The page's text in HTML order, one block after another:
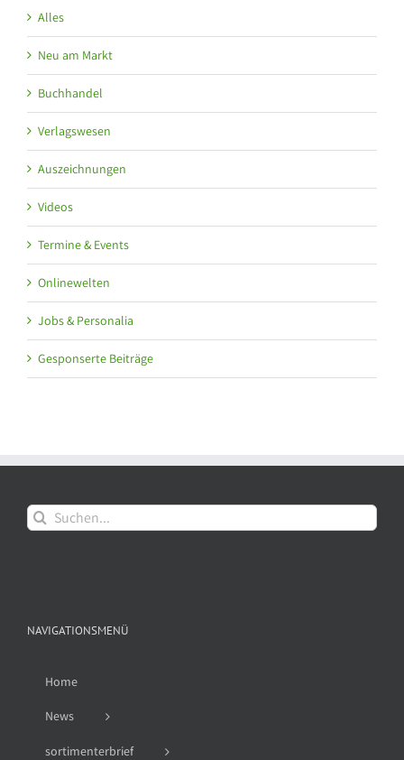
Alles
Neu am Markt
Buchhandel
Verlagswesen
Auszeichnungen
Videos
Termine & Events
Onlinewelten
Jobs & Personalia
Gesponserte Beiträge
Suche
nach:
NAVIGATIONSMENÜ
Home
News
sortimenterbrief